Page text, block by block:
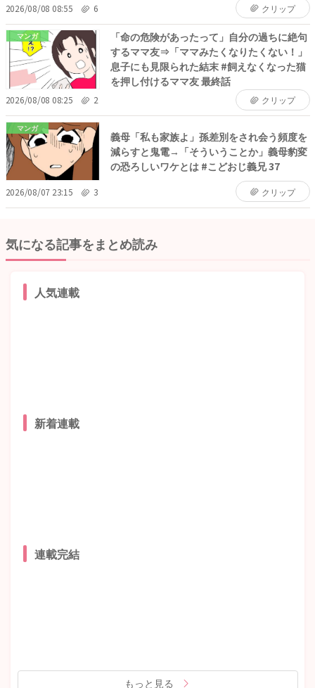
2026/08/08 08:55 6 クリップ
マンガ
「命の危険があったって」自分の過ちに絶句
するママ友⇒「ママみたくなりたくない！」
息子にも見限られた結末 #飼えなくなった猫
を押し付けるママ友 最終話
2026/08/08 08:25 2 クリップ
マンガ
義母「私も家族よ」孫差別をされ会う頻度を
減らすと鬼電→「そういうことか」義母豹変
の恐ろしいワケとは #こどおじ義兄 37
2026/08/07 23:15 3 クリップ
気になる記事をまとめ読み
人気連載
新着連載
連載完結
もっと見る